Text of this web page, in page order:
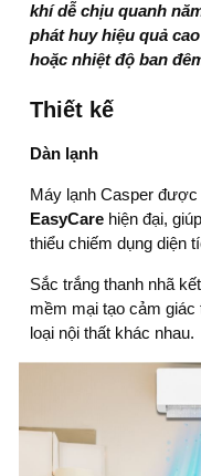
khí dễ chịu quanh
phát huy hiệu quả
hoặc nhiệt độ ban
Thiết kế
Dàn lạnh
Máy lạnh Casper được
EasyCare hiện đại,
thiểu chiếm dụng diện
Sắc trắng thanh nhã
mềm mại tạo cảm
loại nội thất khác nhau.